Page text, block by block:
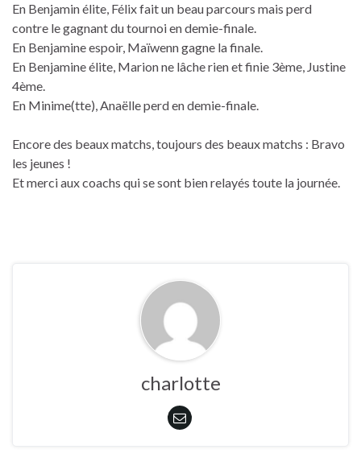
En Benjamin élite, Félix fait un beau parcours mais perd
contre le gagnant du tournoi en demie-finale.
En Benjamine espoir, Maïwenn gagne la finale.
En Benjamine élite, Marion ne lâche rien et finie 3ème, Justine
4ème.
En Minime(tte), Anaëlle perd en demie-finale.
Encore des beaux matchs, toujours des beaux matchs : Bravo
les jeunes !
Et merci aux coachs qui se sont bien relayés toute la journée.
charlotte